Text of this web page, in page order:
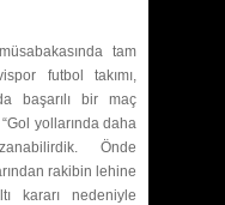
tam
futbol takımı,
başarılı bir maç
“Gol yollarında daha
Önde
rakibin lehine
kararı nedeniyle